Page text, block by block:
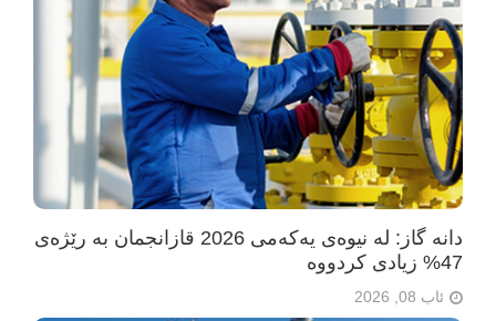
دانە گاز: لە نیوەی یەکەمی 2026 قازانجمان بە رێژەی
47% زیادی کردووە
ئاب 08, 2026